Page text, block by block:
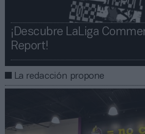
¡Descubre LaLiga
Report!​​
La redacción propone